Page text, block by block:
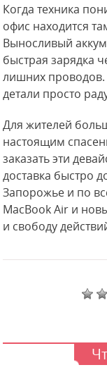
Когда техника
офис находится
Выносливый
быстрая зарядка
лишних
детали просто
Для жителей
настоящим
заказать эти
доставка быстро
Запорожье и по
MacBook Air и
и свободу